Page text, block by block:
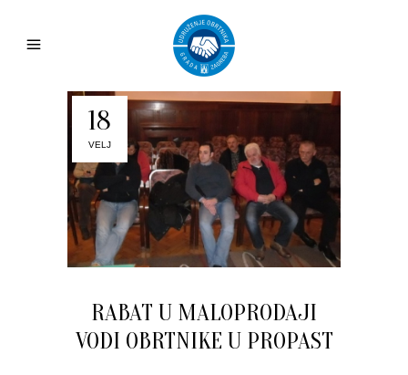
18
VELJ
RABAT U MALOPRODAJI
VODI OBRTNIKE U PROPAST